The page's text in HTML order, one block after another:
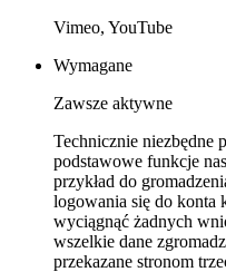
Vimeo, YouTube
Wymagane
Zawsze aktywne
Technicznie niezbędne
podstawowe funkcje
przykład do
logowania się do konta
wyciągnąć żadnych
wszelkie dane
przekazane stronom